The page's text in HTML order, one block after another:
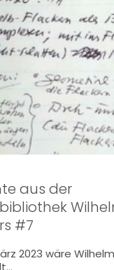
aus der
#7
2023 wäre